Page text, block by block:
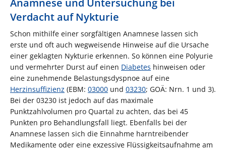
Verdacht auf Nykturie
Schon mithilfe einer sorgfältigen Anamnese lassen sich
erste und oft auch wegweisende Hinweise auf die Ursache
einer geklagten Nykturie erkennen. So können eine Polyurie
und vermehrter Durst auf einen Diabetes hinweisen oder
eine zunehmende Belastungsdyspnoe auf eine
Herzinsuffizienz (EBM: 03000 und 03230; GOÄ: Nrn. 1 und 3).
Bei der 03230 ist jedoch auf das maximale
Punktzahlvolumen pro Quartal zu achten, das bei 45
Punkten pro Behandlungsfall liegt. Ebenfalls bei der
Anamnese lassen sich die Einnahme harntreibender
Medikamente oder eine exzessive Flüssigkeitsaufnahme am